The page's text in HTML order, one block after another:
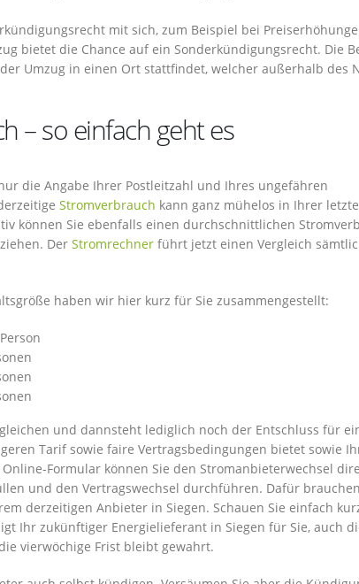
mit sich, zum Beispiel bei
bietet die Chance auf ein Sonderkündigungsrecht. Die
Umzug in einen Ort stattfindet, welcher außerhalb des
– so einfach geht es
die Angabe Ihrer Postleitzahl und Ihres ungefähren
Stromverbrauch kann ganz mühelos in Ihrer
können Sie ebenfalls einen durchschnittlichen
Der Stromrechner führt jetzt einen Vergleich
haben wir hier kurz für Sie zusammengestellt:
und dannsteht lediglich noch der Entschluss für
Tarif sowie faire Vertragsbedingungen bietet sowie
Formular können Sie den Stromanbieterwechsel
und den Vertragswechsel durchführen. Dafür
derzeitigen Anbieter in Siegen. Schauen Sie einfach
Ihr zukünftiger Energielieferant in Siegen für Sie, auch
vierwöchige Frist bleibt gewahrt.